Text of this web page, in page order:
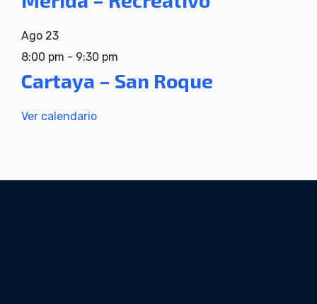
Ago 23
8:00 pm - 9:30 pm
Cartaya – San Roque
Ver calendario